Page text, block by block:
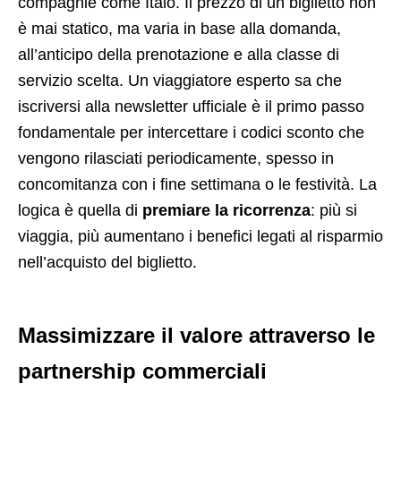
è mai statico, ma varia in base alla domanda,
all’anticipo della prenotazione e alla classe di
servizio scelta. Un viaggiatore esperto sa che
iscriversi alla newsletter ufficiale è il primo passo
fondamentale per intercettare i codici sconto che
vengono rilasciati periodicamente, spesso in
concomitanza con i fine settimana o le festività. La
logica è quella di premiare la ricorrenza: più si
viaggia, più aumentano i benefici legati al risparmio
nell’acquisto del biglietto.
Massimizzare il valore attraverso le
partnership commerciali